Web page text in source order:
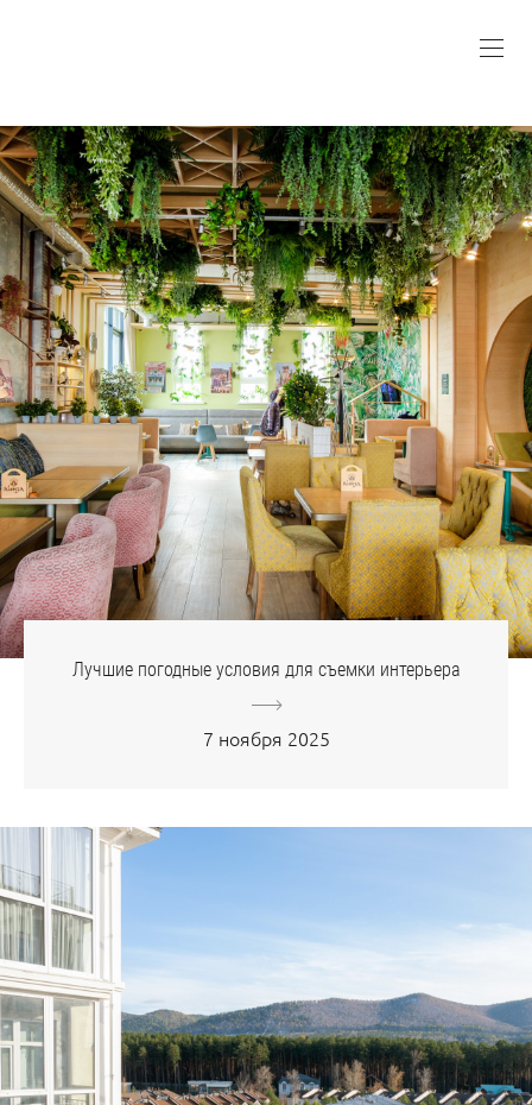
Лучшие погодные условия для съемки интерьера
7 ноября 2025